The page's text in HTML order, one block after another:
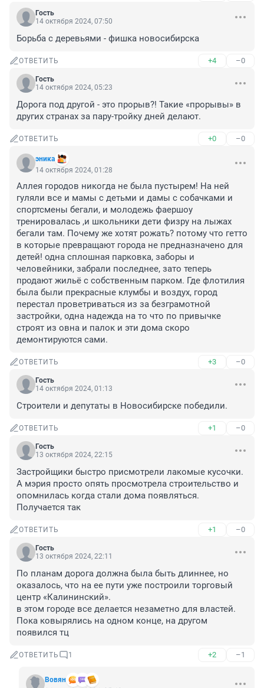
Гость
14 октября 2024, 07:50
Борьба с деревьями - фишка новосибирска
ОТВЕТИТЬ +4 –0
Гость
14 октября 2024, 05:23
Дорога под другой - это прорыв?! Такие «прорывы» в
других странах за пару-тройку дней делают.
ОТВЕТИТЬ +0 –0
эника
14 октября 2024, 01:28
Аллея городов никогда не была пустырем! На ней
гуляли все и мамы с детьми и дамы с собачками и
спортсмены бегали, и молодежь фаершоу
тренировалась ,и школьники дети физру на лыжах
бегали там. Почему же хотят рожать? потому что гетто
в которые превращают города не предназначено для
детей! одна сплошная парковка, заборы и
человейники, забрали последнее, зато теперь
продают жильё с собственным парком. Где флотилия
была были прекрасные клумбы и воздух, город
перестал проветриваться из за безграмотной
застройки, одна надежда на то что по привычке
строят из овна и палок и эти дома скоро
демонтируются сами.
ОТВЕТИТЬ +3 –0
Гость
14 октября 2024, 01:13
Строители и депутаты в Новосибирске победили.
ОТВЕТИТЬ +1 –0
Гость
13 октября 2024, 22:15
Застройщики быстро присмотрели лакомые кусочки.
А мэрия просто опять просмотрела строительство и
опомнилась когда стали дома появляться.
Получается так
ОТВЕТИТЬ +1 –0
Гость
13 октября 2024, 22:11
По планам дорога должна была быть длиннее, но
оказалось, что на ее пути уже построили торговый
центр «Калининский».
в этом городе все делается незаметно для властей.
Пока ковырялись на одном конце, на другом
появился тц
ОТВЕТИТЬ 1 +2 –1
Вовян